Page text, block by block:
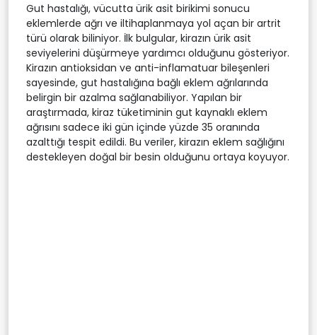
Gut hastalığı, vücutta ürik asit birikimi sonucu
eklemlerde ağrı ve iltihaplanmaya yol açan bir artrit
türü olarak biliniyor. İlk bulgular, kirazın ürik asit
seviyelerini düşürmeye yardımcı olduğunu gösteriyor.
Kirazın antioksidan ve anti-inflamatuar bileşenleri
sayesinde, gut hastalığına bağlı eklem ağrılarında
belirgin bir azalma sağlanabiliyor. Yapılan bir
araştırmada, kiraz tüketiminin gut kaynaklı eklem
ağrısını sadece iki gün içinde yüzde 35 oranında
azalttığı tespit edildi. Bu veriler, kirazın eklem sağlığını
destekleyen doğal bir besin olduğunu ortaya koyuyor.